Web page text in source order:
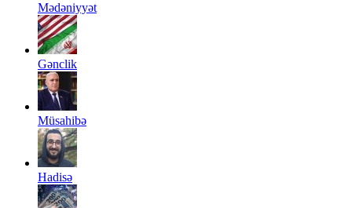
Mədəniyyət
Gənclik
Müsahibə
Hadisə